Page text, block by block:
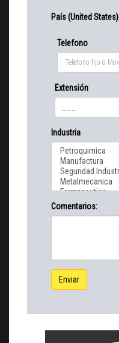
País (United States)
Telefono
Extensión
Industria
Comentarios:
Enviar